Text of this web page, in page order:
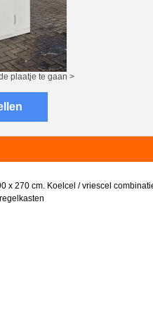
plaatje te gaan >
x 270 cm. Koelcel / vriescel